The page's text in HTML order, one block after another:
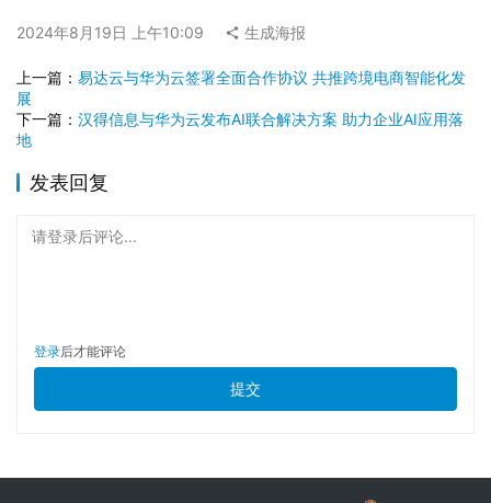
2024年8月19日 上午10:09 生成海报
上一篇： 易达云与华为云签署全面合作协议 共推跨境电商智能化发
展
下一篇： 汉得信息与华为云发布AI联合解决方案 助力企业AI应用落
地
发表回复
请登录后评论...
登录后才能评论
提交